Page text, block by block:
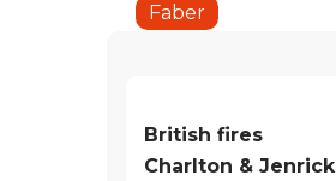
Faber
British fires
Charlton & Jenrick